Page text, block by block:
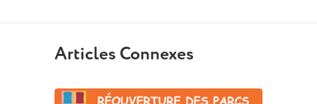
Articles Connexes